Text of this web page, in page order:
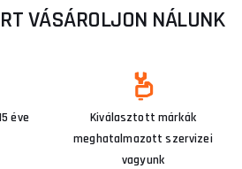
VÁSÁROLJON NÁLUNK
éve
Kiválasztott márkák
meghatalmazott szervizei
vagyunk